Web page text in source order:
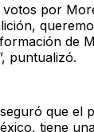
votos por
de
puntualizó.
que el
tiene